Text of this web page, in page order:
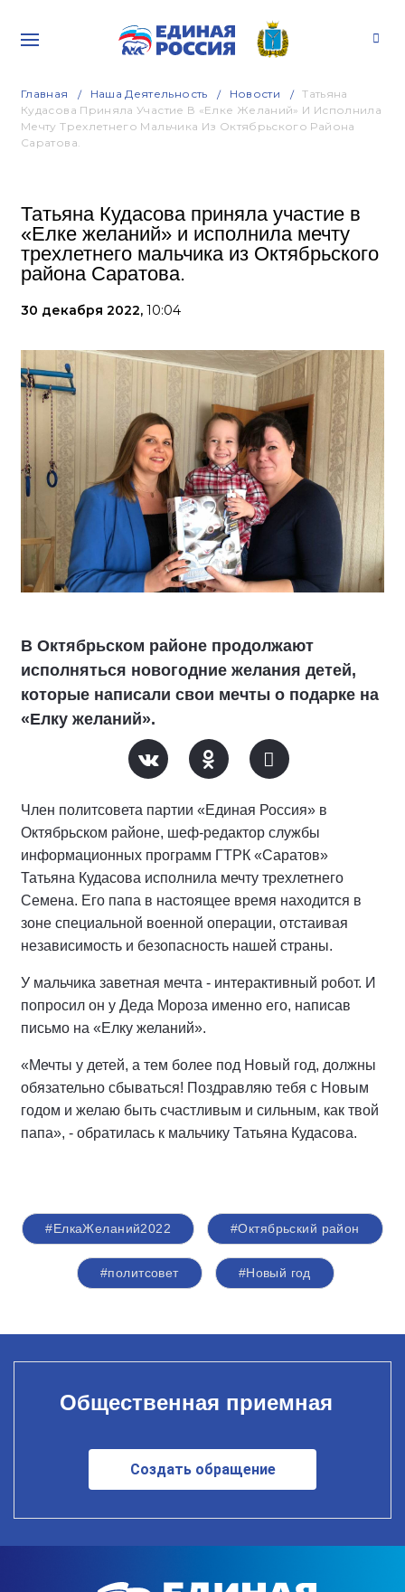
Главная Наша Деятельность Новости
Татьяна
Кудасова Приняла Участие В «Елке Желаний» И Исполнила
Мечту Трехлетнего Мальчика Из Октябрьского Района
Саратова.
Татьяна Кудасова приняла участие в
«Елке желаний» и исполнила мечту
трехлетнего мальчика из Октябрьского
района Саратова.
30 декабря 2022, 10:04
В Октябрьском районе продолжают
исполняться новогодние желания детей,
которые написали свои мечты о подарке на
«Елку желаний».
Член политсовета партии «Единая Россия» в
Октябрьском районе, шеф-редактор службы
информационных программ ГТРК «Саратов»
Татьяна Кудасова исполнила мечту трехлетнего
Семена. Его папа в настоящее время находится в
зоне специальной военной операции, отстаивая
независимость и безопасность нашей страны.
У мальчика заветная мечта - интерактивный робот. И
попросил он у Деда Мороза именно его, написав
письмо на «Елку желаний».
«Мечты у детей, а тем более под Новый год, должны
обязательно сбываться! Поздравляю тебя с Новым
годом и желаю быть счастливым и сильным, как твой
папа», - обратилась к мальчику Татьяна Кудасова.
#ЕлкаЖеланий2022 #Октябрьский район
#политсовет #Новый год
Общественная приемная
Создать обращение